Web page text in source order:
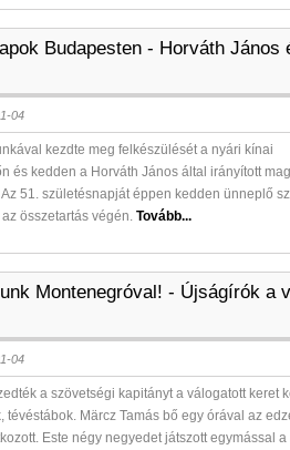
Budapesten - Horváth János
04
kezdte meg felkészülését a nyári kínai
és kedden a Horváth János által irányított
51. születésnapját éppen kedden ünneplő
az összetartás végén.Tovább...
Montenegróval! - Újságírók a
04
a szövetségi kapitányt a válogatott keret
tévéstábok. Märcz Tamás bő egy órával az
Este négy negyedet játszott egymással